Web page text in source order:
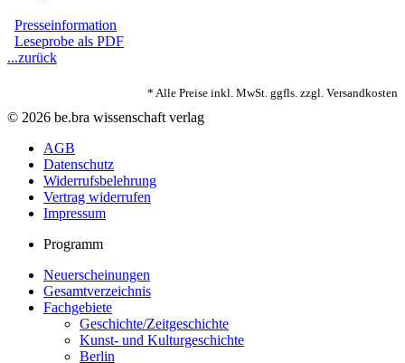
Presseinformation
Leseprobe als PDF
...zurück
* Alle Preise inkl. MwSt. ggfls. zzgl. Versandkosten
© 2026 be.bra wissenschaft verlag
AGB
Datenschutz
Widerrufsbelehrung
Vertrag widerrufen
Impressum
Programm
Neuerscheinungen
Gesamtverzeichnis
Fachgebiete
Geschichte/Zeitgeschichte
Kunst- und Kulturgeschichte
Berlin